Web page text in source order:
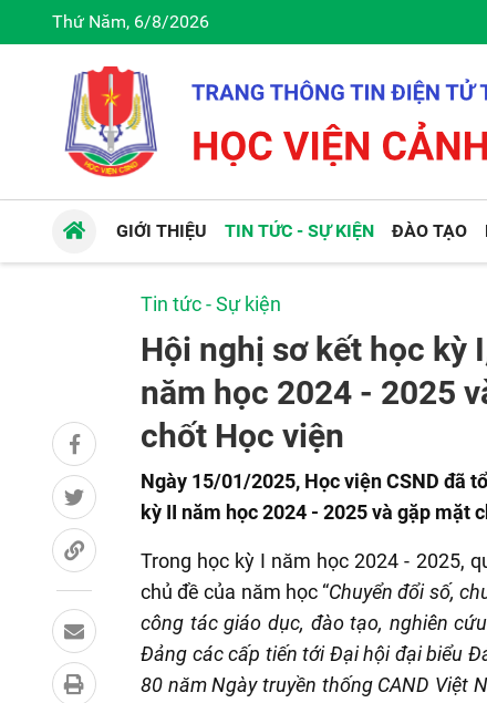
Thứ Năm, 6/8/2026
GIỚI THIỆU TIN TỨC - SỰ KIỆN ĐÀO TẠO
Tin tức - Sự kiện
Hội nghị sơ kết học kỳ
năm học 2024 - 2025
chốt Học viện
Ngày 15/01/2025, Học viện CSND đã
kỳ II năm học 2024 - 2025 và gặp mặt
Trong học kỳ I năm học 2024 - 2025,
chủ đề của năm học “Chuyển đổi số,
công tác giáo dục, đào tạo, nghiên
Đảng các cấp tiến tới Đại hội đại biểu
80 năm Ngày truyền thống CAND Việt